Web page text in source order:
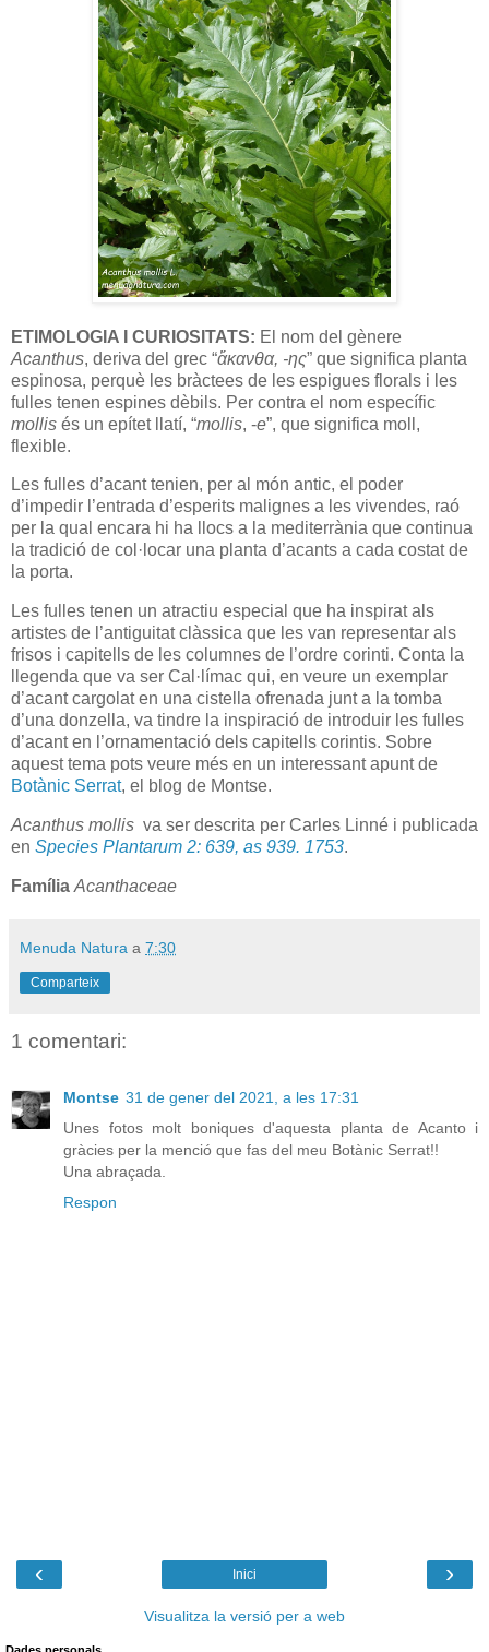
ETIMOLOGIA I CURIOSITATS: El nom del gènere
Acanthus, deriva del grec “ἄκανθα, -ης” que significa planta
espinosa, perquè les bràctees de les espigues florals i les
fulles tenen espines dèbils. Per contra el nom específic
mollis és un epítet llatí, “mollis, -e”, que significa moll,
flexible.
Les fulles d’acant tenien, per al món antic, el poder
d’impedir l’entrada d’esperits malignes a les vivendes, raó
per la qual encara hi ha llocs a la mediterrània que continua
la tradició de col·locar una planta d’acants a cada costat de
la porta.
Les fulles tenen un atractiu especial que ha inspirat als
artistes de l’antiguitat clàssica que les van representar als
frisos i capitells de les columnes de l’ordre corinti. Conta la
llegenda que va ser Cal·límac qui, en veure un exemplar
d’acant cargolat en una cistella ofrenada junt a la tomba
d’una donzella, va tindre la inspiració de introduir les fulles
d’acant en l’ornamentació dels capitells corintis. Sobre
aquest tema pots veure més en un interessant apunt de
Botànic Serrat, el blog de Montse.
Acanthus mollis va ser descrita per Carles Linné i publicada
en Species Plantarum 2: 639, as 939. 1753.
Família Acanthaceae
Menuda Natura a 7:30
Comparteix
1 comentari:
Montse 31 de gener del 2021, a les 17:31
Unes fotos molt boniques d'aquesta planta de Acanto i
gràcies per la menció que fas del meu Botànic Serrat!!
Una abraçada.
Respon
‹ ›
Inici
Visualitza la versió per a web